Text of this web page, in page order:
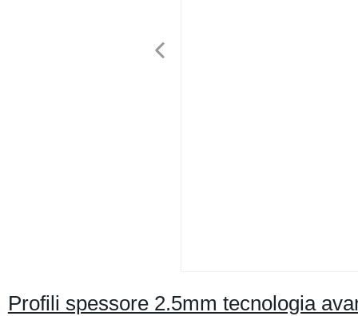
Profili spessore 2.5mm tecnologia